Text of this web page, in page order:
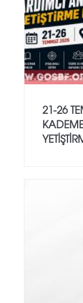
21-26